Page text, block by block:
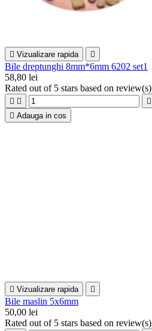
 Vizualizare rapida 
Bile dreptunghi 8mm*6mm 6202 set1
58,80 lei
Rated out of 5 stars based on review(s)
  
 Adauga in cos
 Vizualizare rapida 
Bile maslin 5x6mm
50,00 lei
Rated out of 5 stars based on review(s)